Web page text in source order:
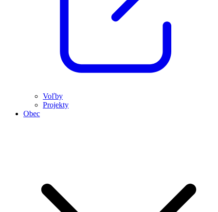
Voľby
Projekty
Obec